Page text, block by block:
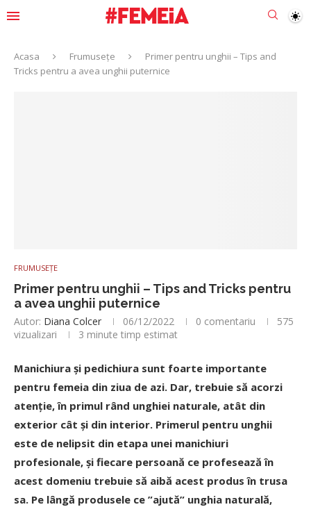
Acasa Frumusețe
Primer pentru unghii – Tips and
Tricks pentru a avea unghii puternice
FRUMUSEȚE
Primer pentru unghii – Tips and Tricks pentru
a avea unghii puternice
Autor: Diana Colcer 06/12/2022 0 comentariu
575
vizualizari
3 minute timp estimat
Manichiura și pedichiura sunt foarte importante
pentru femeia din ziua de azi. Dar, trebuie să acorzi
atenție, în primul rând unghiei naturale, atât din
exterior cât și din interior. Primerul pentru unghii
este de nelipsit din etapa unei manichiuri
profesionale, și fiecare persoană ce profesează în
acest domeniu trebuie să aibă acest produs în trusa
sa. Pe lângă produsele ce ”ajută” unghia naturală,